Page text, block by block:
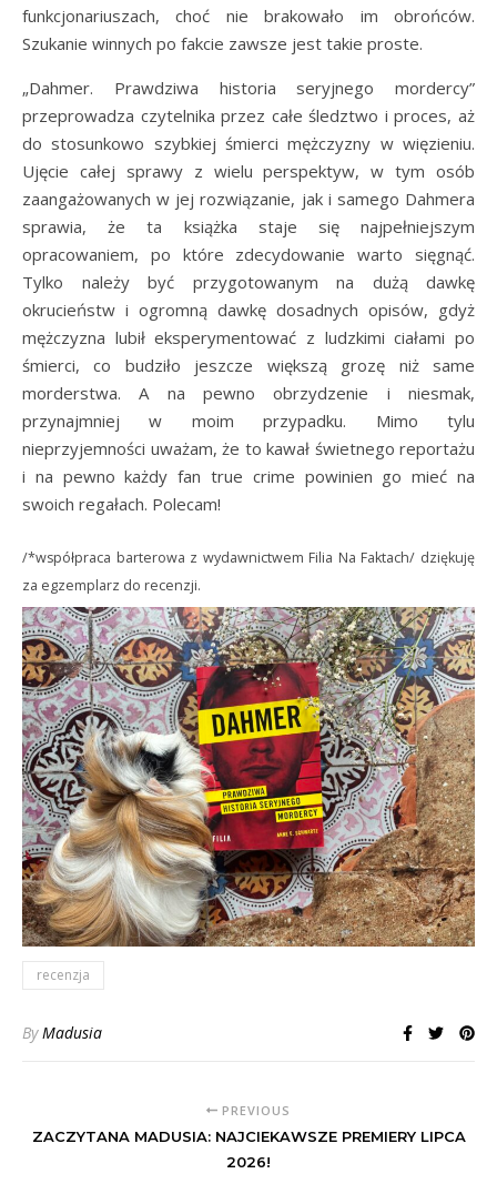
funkcjonariuszach, choć nie brakowało im obrońców.
Szukanie winnych po fakcie zawsze jest takie proste.
„Dahmer. Prawdziwa historia seryjnego mordercy”
przeprowadza czytelnika przez całe śledztwo i proces, aż
do stosunkowo szybkiej śmierci mężczyzny w więzieniu.
Ujęcie całej sprawy z wielu perspektyw, w tym osób
zaangażowanych w jej rozwiązanie, jak i samego Dahmera
sprawia, że ta książka staje się najpełniejszym
opracowaniem, po które zdecydowanie warto sięgnąć.
Tylko należy być przygotowanym na dużą dawkę
okrucieństw i ogromną dawkę dosadnych opisów, gdyż
mężczyzna lubił eksperymentować z ludzkimi ciałami po
śmierci, co budziło jeszcze większą grozę niż same
morderstwa. A na pewno obrzydzenie i niesmak,
przynajmniej w moim przypadku. Mimo tylu
nieprzyjemności uważam, że to kawał świetnego reportażu
i na pewno każdy fan true crime powinien go mieć na
swoich regałach. Polecam!
/*współpraca barterowa z wydawnictwem Filia Na Faktach/ dziękuję
za egzemplarz do recenzji.
recenzja
ByMadusia
PREVIOUS
ZACZYTANA MADUSIA: NAJCIEKAWSZE PREMIERY LIPCA
2026!